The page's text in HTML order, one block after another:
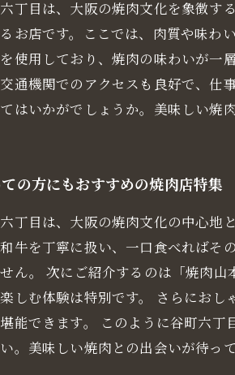
丁目は、大阪の焼肉文化を象徴す
お店です。ここでは、肉質や味わ
使用しており、焼肉の味わいが一
通機関でのアクセスも良好で、仕
はいかがでしょうか。美味しい焼
の方にもおすすめの焼肉店特集
丁目は、大阪の焼肉文化の中心地
牛を丁寧に扱い、一口食べればそ
ん。 次にご紹介するのは「焼肉
しむ体験は特別です。 さらにお
能できます。 このように谷町六
。美味しい焼肉との出会いが待って